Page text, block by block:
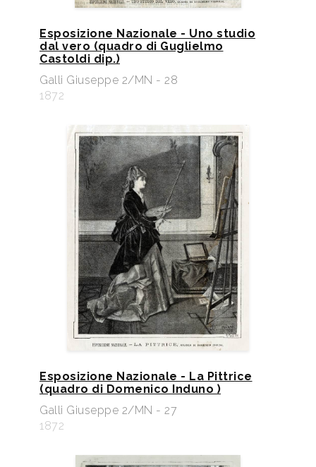
Esposizione Nazionale - Uno studio
dal vero (quadro di Guglielmo
Castoldi dip.)
Galli Giuseppe 2/MN - 28
1872
Esposizione Nazionale - La Pittrice
(quadro di Domenico Induno )
Galli Giuseppe 2/MN - 27
1872